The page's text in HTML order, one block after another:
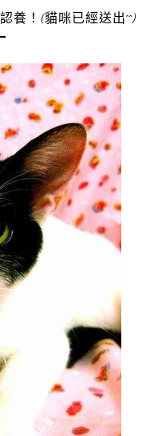
養！(貓咪已經送出^^)